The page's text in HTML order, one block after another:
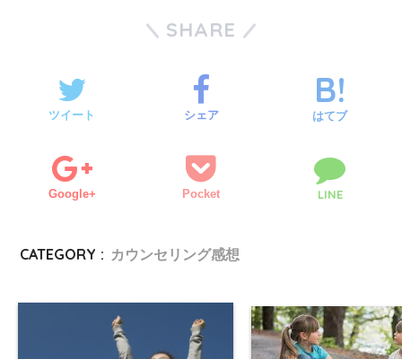
SHARE
ツイート シェア はてブ
Google+ Pocket LINE
CATEGORY : カウンセリング感想